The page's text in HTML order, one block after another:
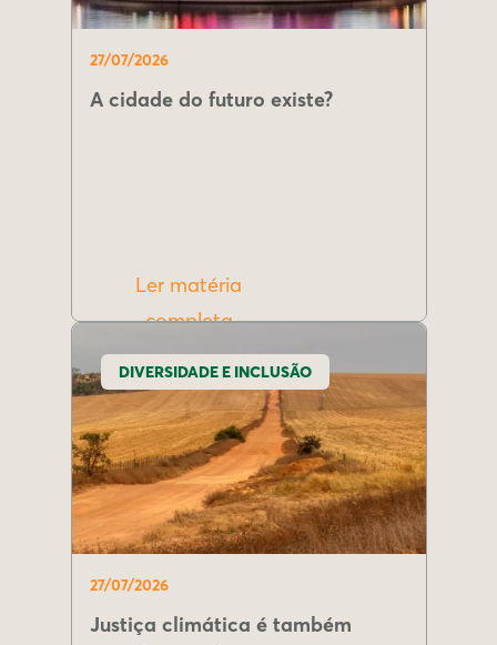
27/07/2026
A cidade do futuro existe?
Ler matéria
completa
DIVERSIDADE E INCLUSÃO
27/07/2026
Justiça climática é também